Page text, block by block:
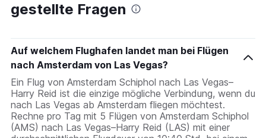
gestellte Fragen
Auf welchem Flughafen landet man bei Flügen
nach Amsterdam von Las Vegas?
Ein Flug von Amsterdam Schiphol nach Las Vegas–
Harry Reid ist die einzige mögliche Verbindung, wenn du
nach Las Vegas ab Amsterdam fliegen möchtest.
Rechne pro Tag mit 5 Flügen von Amsterdam Schiphol
(AMS) nach Las Vegas–Harry Reid (LAS) mit einer